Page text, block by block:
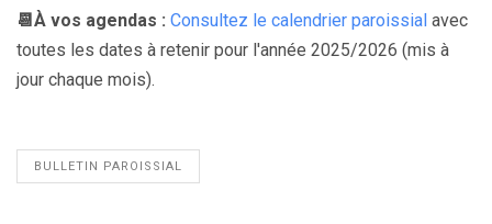
📆À vos agendas : Consultez le calendrier paroissial avec
toutes les dates à retenir pour l'année 2025/2026 (mis à
jour chaque mois).
BULLETIN PAROISSIAL